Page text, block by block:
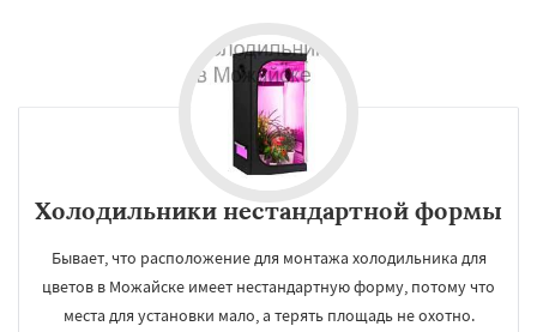
Холодильники нестандартной формы
Бывает, что расположение для монтажа холодильника для
цветов в Можайске имеет нестандартную форму, потому что
места для установки мало, а терять площадь не охотно.